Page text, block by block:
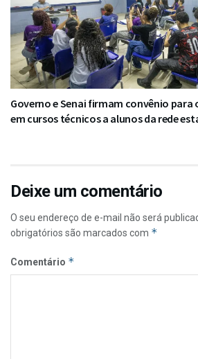
Governo e Senai firmam convênio para
em cursos técnicos a alunos da rede
Deixe um comentário
O seu endereço de e-mail não será
obrigatórios são marcados com *
Comentário *